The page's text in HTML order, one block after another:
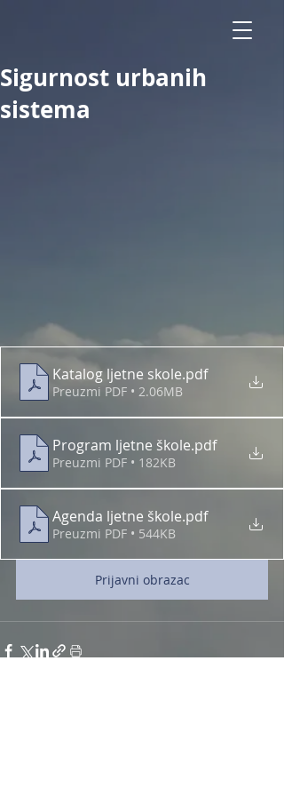
Sigurnost urbanih
sistema
Katalog ljetne skole.pdf
Preuzmi PDF • 2.06MB
Program ljetne škole.pdf
Preuzmi PDF • 182KB
Agenda ljetne škole.pdf
Preuzmi PDF • 544KB
Prijavni obrazac